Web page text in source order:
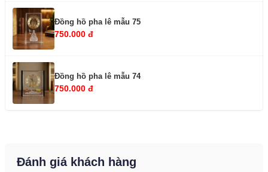
Đồng hồ pha lê mẫu 75
750.000 đ
Đồng hồ pha lê mẫu 74
750.000 đ
Đánh giá khách hàng